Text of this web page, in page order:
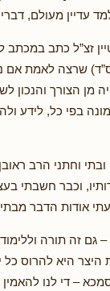
עדיין מעולם,
זצ”ל כתב
שרצה לאמת אם
מן הצורך והנכון
בפי כל, לידע
וחתני הרב
וכבר חשבתי
אודות הדבר מבתי,
גם זה תורה
היא להרוס כל
– די לנו